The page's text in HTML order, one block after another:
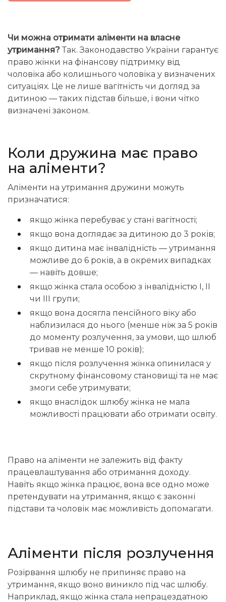
Чи можна отримати аліменти на власне
утримання? Так. Законодавство України гарантує
право жінки на фінансову підтримку від
чоловіка або колишнього чоловіка у визначених
ситуаціях. Це не лише вагітність чи догляд за
дитиною — таких підстав більше, і вони чітко
визначені законом.
Коли дружина має право
на аліменти?
Аліменти на утримання дружини можуть
призначатися:
якщо жінка перебуває у стані вагітності;
якщо вона доглядає за дитиною до 3 років;
якщо дитина має інвалідність — утримання
можливе до 6 років, а в окремих випадках
— навіть довше;
якщо жінка стала особою з інвалідністю I, II
чи III групи;
якщо вона досягла пенсійного віку або
наблизилася до нього (менше ніж за 5 років
до моменту розлучення, за умови, що шлюб
тривав не менше 10 років);
якщо після розлучення жінка опинилася у
скрутному фінансовому становищі та не має
змоги себе утримувати;
якщо внаслідок шлюбу жінка не мала
можливості працювати або отримати освіту.
Право на аліменти не залежить від факту
працевлаштування або отримання доходу.
Навіть якщо жінка працює, вона все одно може
претендувати на утримання, якщо є законні
підстави та чоловік має можливість допомагати.
Аліменти після розлучення
Розірвання шлюбу не припиняє право на
утримання, якщо воно виникло під час шлюбу.
Наприклад, якщо жінка стала непрацездатною